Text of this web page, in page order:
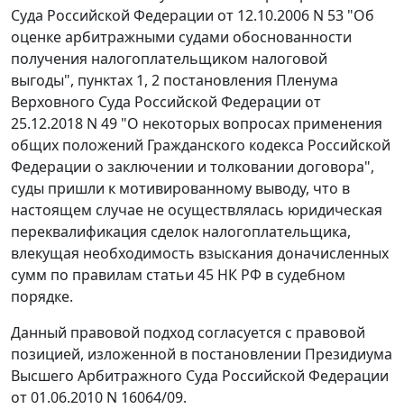
Суда Российской Федерации от 12.10.2006 N 53 "Об
оценке арбитражными судами обоснованности
получения налогоплательщиком налоговой
выгоды", пунктах 1, 2 постановления Пленума
Верховного Суда Российской Федерации от
25.12.2018 N 49 "О некоторых вопросах применения
общих положений Гражданского кодекса Российской
Федерации о заключении и толковании договора",
суды пришли к мотивированному выводу, что в
настоящем случае не осуществлялась юридическая
переквалификация сделок налогоплательщика,
влекущая необходимость взыскания доначисленных
сумм по правилам статьи 45 НК РФ в судебном
порядке.
Данный правовой подход согласуется с правовой
позицией, изложенной в постановлении Президиума
Высшего Арбитражного Суда Российской Федерации
от 01.06.2010 N 16064/09.